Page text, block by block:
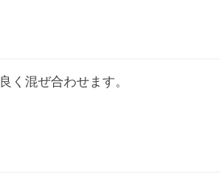
良く混ぜ合わせます。